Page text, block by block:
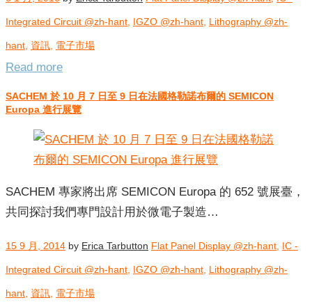
Integrated Circuit @zh-hant IGZO @zh-hant Lithography @zh-
hant 資訊 電子市場
Read more
SACHEM 於 10 月 7 日至 9 日在法國格勒諾布爾的 SEMICON
Europa 進行展覽
SACHEM 專家將出席 SEMICON Europa 的 652 號展臺，
共同探討我們專門設計用於微電子製造…
15 9 月, 2014 by Erica Tarbutton Flat Panel Display @zh-hant IC -
Integrated Circuit @zh-hant IGZO @zh-hant Lithography @zh-
hant 資訊 電子市場